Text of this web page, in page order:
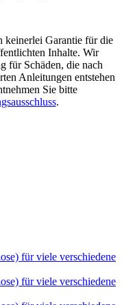
keinerlei Garantie für die
Inhalte. Wir
für Schäden, die nach
Anleitungen entstehen
Sie bitte
.